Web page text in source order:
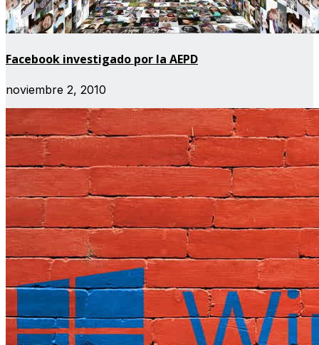
Facebook investigado por la AEPD
noviembre 2, 2010